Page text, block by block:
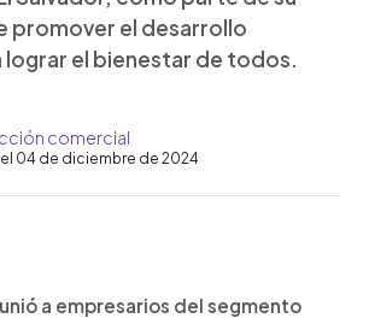
promover el desarrollo
el bienestar de todos.
comercial
04 de diciembre de 2024
artículo
a empresarios del segmento